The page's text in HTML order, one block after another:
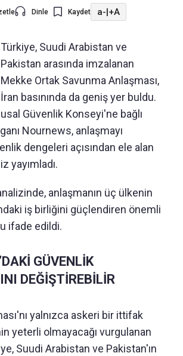
Dinle Kaydet a-|+A
Türkiye, Suudi Arabistan ve
Pakistan arasında imzalanan
Mekke Ortak Savunma Anlaşması,
İran basınında da geniş yer buldu.
Güvenlik Konseyi'ne bağlı
Nournews, anlaşmayı
dengeleri açısından ele alan
yayımladı.
anlaşmanın üç ülkenin
iş birliğini güçlendiren önemli
ifade edildi.
GÜVENLİK
DEĞİŞTİREBİLİR
yalnızca askeri bir ittifak
yeterli olmayacağı vurgulanan
Suudi Arabistan ve Pakistan'ın